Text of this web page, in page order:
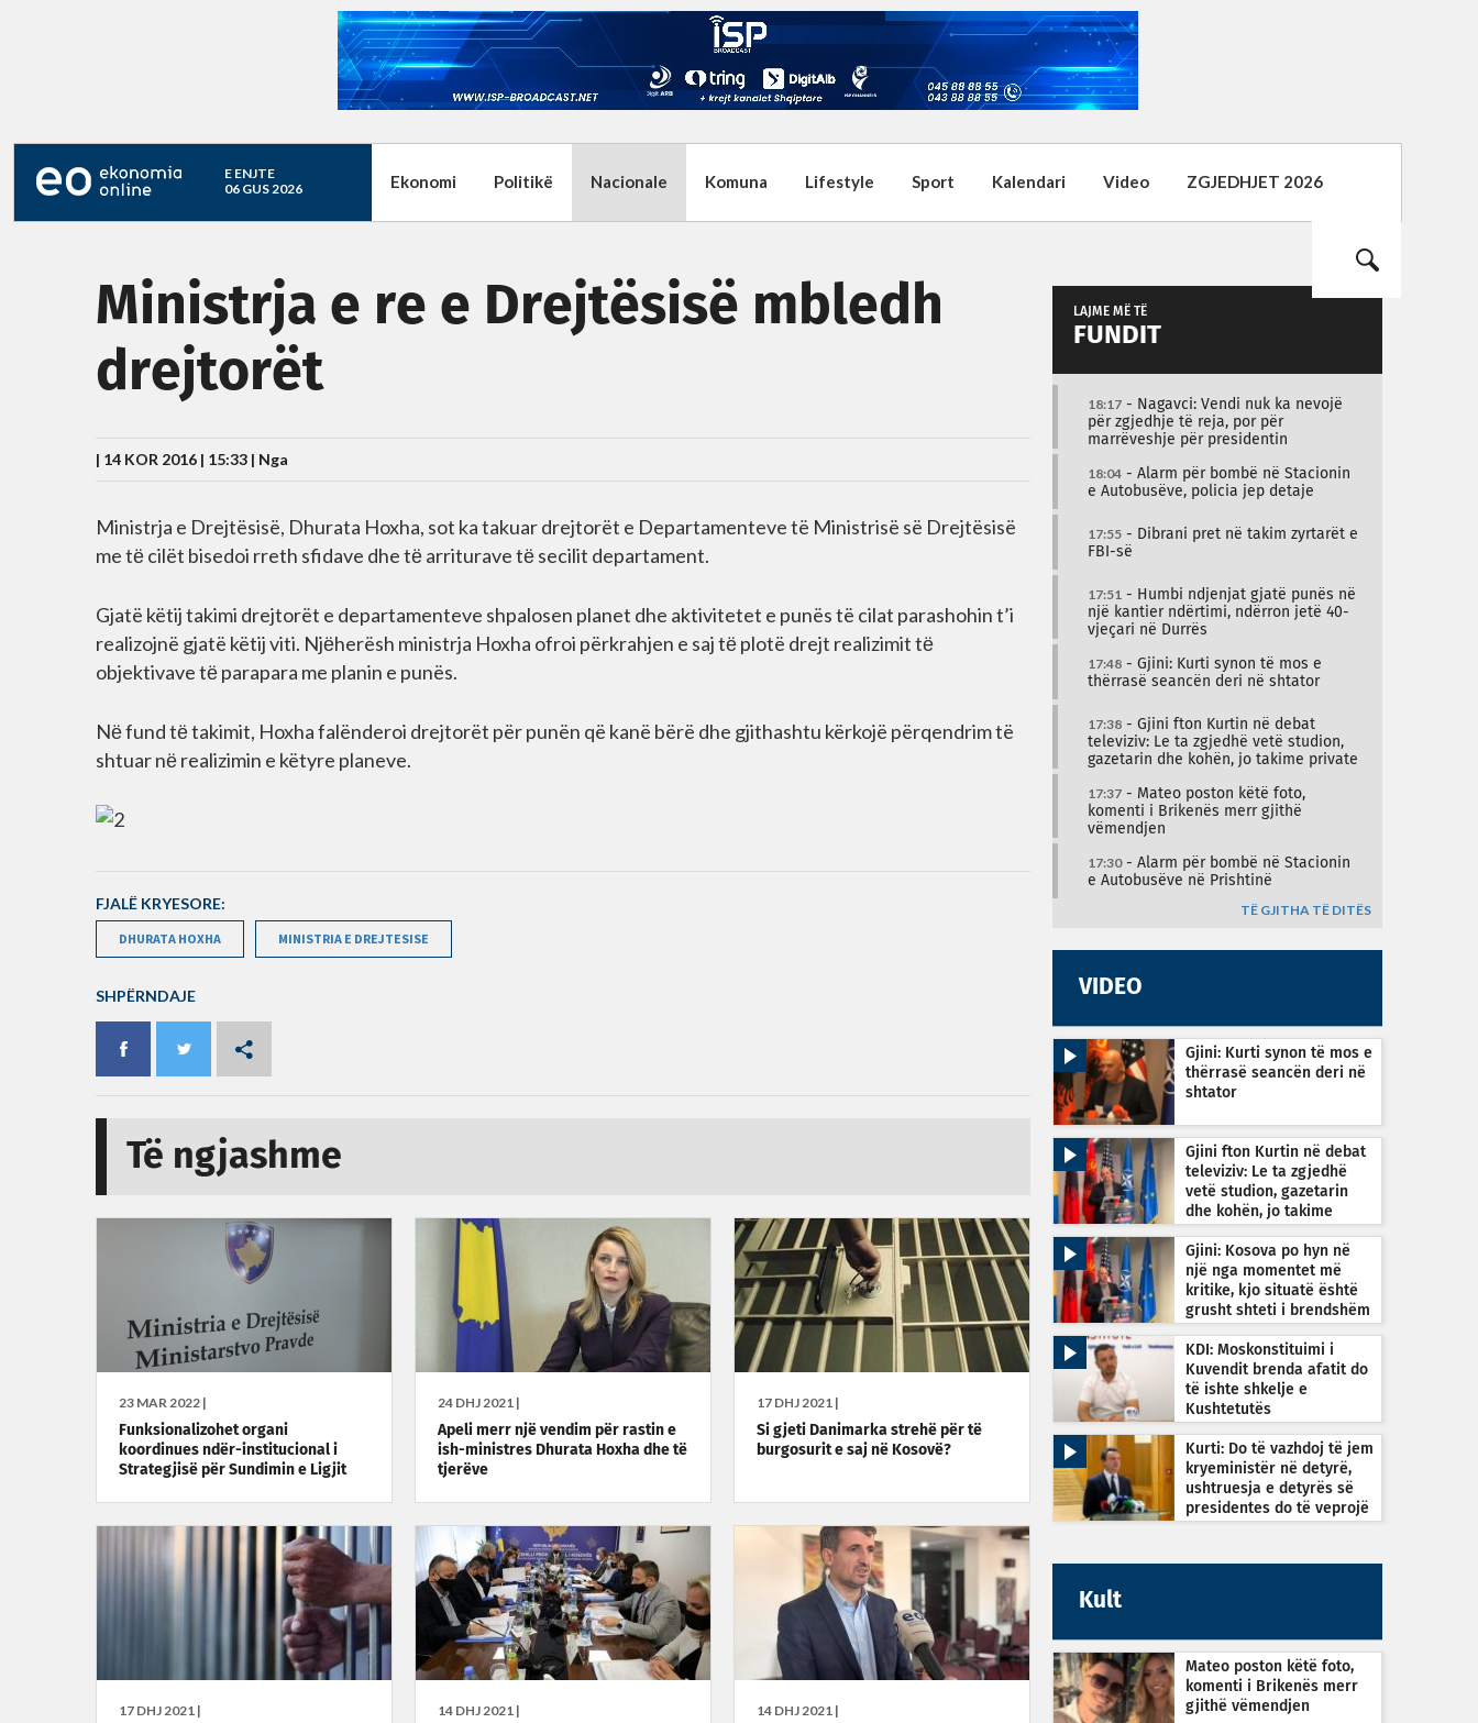
E ENJTE
06 GUS 2026
Ekonomi Politikë Nacionale Komuna Lifestyle Sport Kalendari Video ZGJEDHJET 2026
Ministrja e re e Drejtësisë mbledh
drejtorët
| 14 KOR 2016 | 15:33 | Nga
Ministrja e Drejtësisë, Dhurata Hoxha, sot ka takuar drejtorët e Departamenteve të Ministrisë së Drejtësisë
me tё cilët bisedoi rreth sfidave dhe tё arriturave tё secilit departament.
Gjatë këtij takimi drejtorët e departamenteve shpalosen planet dhe aktivitetet e punës të cilat parashohin t’i
realizojnë gjatë këtij viti. Njёherësh ministrja Hoxha ofroi përkrahjen e saj tё plotë drejt realizimit tё
objektivave tё parapara me planin e punës.
Nё fund tё takimit, Hoxha falënderoi drejtorët për punën që kanë bërë dhe gjithashtu kërkojë përqendrim të
shtuar nё realizimin e këtyre planeve.
FJALË KRYESORE:
DHURATA HOXHA MINISTRIA E DREJTESISE
SHPËRNDAJE
Të ngjashme
23 MAR 2022 |
Funksionalizohet organi
koordinues ndër-institucional i
Strategjisë për Sundimin e Ligjit
24 DHJ 2021 |
Apeli merr një vendim për rastin e
ish-ministres Dhurata Hoxha dhe të
tjerëve
17 DHJ 2021 |
Si gjeti Danimarka strehë për të
burgosurit e saj në Kosovë?
17 DHJ 2021 | 14 DHJ 2021 | 14 DHJ 2021 |
LAJME MË TË
FUNDIT
18:17 - Nagavci: Vendi nuk ka nevojë
për zgjedhje të reja, por për
marrëveshje për presidentin
18:04 - Alarm për bombë në Stacionin
e Autobusëve, policia jep detaje
17:55 - Dibrani pret në takim zyrtarët e
FBI-së
17:51 - Humbi ndjenjat gjatë punës në
një kantier ndërtimi, ndërron jetë 40-
vjeçari në Durrës
17:48 - Gjini: Kurti synon të mos e
thërrasë seancën deri në shtator
17:38 - Gjini fton Kurtin në debat
televiziv: Le ta zgjedhë vetë studion,
gazetarin dhe kohën, jo takime private
17:37 - Mateo poston këtë foto,
komenti i Brikenës merr gjithë
vëmendjen
17:30- Alarm për bombë në Stacionin
e Autobusëve në Prishtinë
TË GJITHA TË DITËS
VIDEO
Gjini: Kurti synon të mos e
thërrasë seancën deri në
shtator
Gjini fton Kurtin në debat
televiziv: Le ta zgjedhë
vetë studion, gazetarin
dhe kohën, jo takime
Gjini: Kosova po hyn në
një nga momentet më
kritike, kjo situatë është
grusht shteti i brendshëm
KDI: Moskonstituimi i
Kuvendit brenda afatit do
të ishte shkelje e
Kushtetutës
Kurti: Do të vazhdoj të jem
kryeministër në detyrë,
ushtruesja e detyrës së
presidentes do të veprojë
Kult
Mateo poston këtë foto,
komenti i Brikenës merr
gjithë vëmendjen